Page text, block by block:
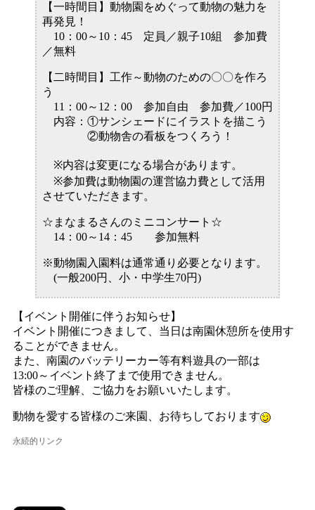
【一時間目】動物園をめぐって動物の魅力を
再発見！
10：00～10：45 定員／親子10組 参加費
／無料
【二時間目】工作～動物のための〇〇を作ろ
う
11：00～12：00 参加自由 参加費／100円
内容：①サンシェードにイラストを描こう
②動物舎の看板をつくろう！
※内容は変更になる場合があります。
※参加費は動物園の運営協力費として活用
させていただきます。
☆まなまるさんのミニコンサート☆
14：00～14：45 参加無料
※動物園入園料は通常通り必要となります。
(一般200円、小・中学生70円)
【イベント開催に伴うお知らせ】
イベント開催につきまして、当日は南園休憩所を使用す
ることができません。
また、南園のバッテリーカー等有料遊具の一部は
13:00～イベント終了まで使用できません。
皆様のご理解、ご協力をお願いいたします。
動物を愛する皆様のご来園、お待ちしております
永続的リンク